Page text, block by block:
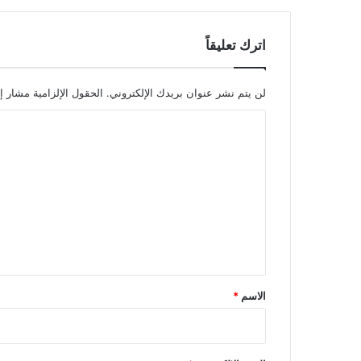
اترك تعليقاً
لن يتم نشر عنوان بريدك الإلكتروني. الحقول الإلزامية مشار
*
الاسم *